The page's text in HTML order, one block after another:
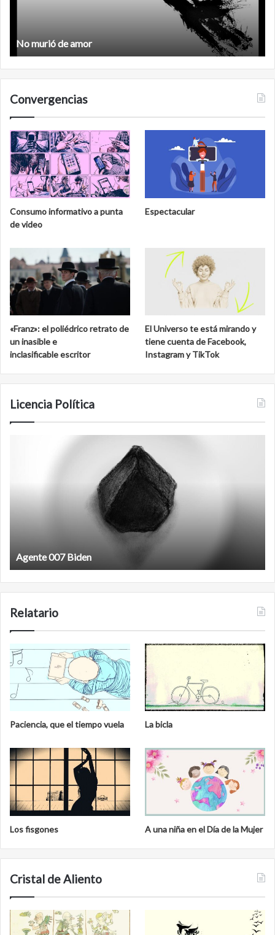
Feminismo
Convergencias
Consumo informativo a punta
de video
Espectacular
«Franz»: el poliédrico retrato de
un inasible e
inclasificable escritor
El Universo te está mirando y
tiene cuenta de Facebook,
Instagram y TikTok
Licencia Política
Film antineoliberal
Relatario
Paciencia, que el tiempo vuela La bicla
Los fisgones A una niña en el Día de la Mujer
Cristal de Aliento